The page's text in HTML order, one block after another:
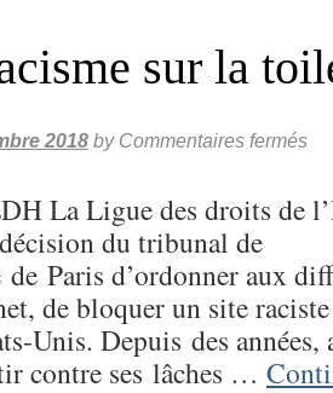
sur la
2018 by Commentaires fermés
La Ligue des droits de
du tribunal de
Paris d’ordonner aux
de bloquer un site
Unis. Depuis des années,
contre ses lâches …